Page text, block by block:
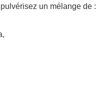
un mélange de :